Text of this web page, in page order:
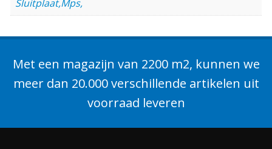
Sluitplaat,Mps,
Met een magazijn van 2200 m2, kunnen we
meer dan 20.000 verschillende artikelen uit
voorraad leveren